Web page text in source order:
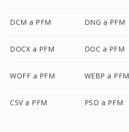
DCM a PFM DNG a PFM
DOCX a PFM DOC a PFM
WOFF a PFM WEBP a PFM
CSV a PFM PSD a PFM